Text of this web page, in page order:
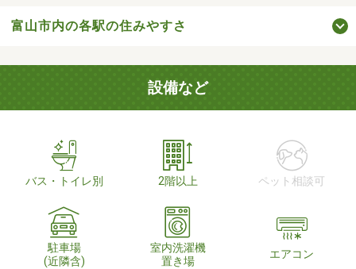
富山市内の各駅の住みやすさ
設備など
バス・トイレ別 2階以上 ペット相談可
駐車場
(近隣含)
室内洗濯機
置き場
エアコン